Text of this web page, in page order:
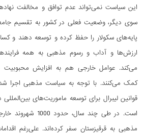
این سیاست نمی‌تواند عدم توافق و مخالفت
سوی دیگر، وضعیت فعلی در کشور به تقسیم
پایه‌های سکولار را حفظ کرده و توسعه دهند و
ارزش‌ها و آداب و رسوم مذهبی به همه
می‌کند. عوامل خارجی هم به افزایش
کمک می‌کنند. با توجه به سیاست مذهبی اجرا
قوانین لیبرال برای توسعه ماموریت‌های
است. در طی چند سال،
مذهبی به قرقیزستان سفر کرده‌اند. علی‌رغم